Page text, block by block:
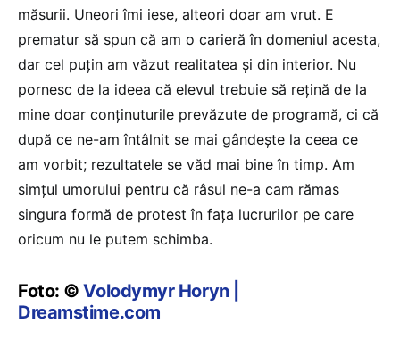
măsurii. Uneori îmi iese, alteori doar am vrut. E
prematur să spun că am o carieră în domeniul acesta,
dar cel puțin am văzut realitatea și din interior. Nu
pornesc de la ideea că elevul trebuie să rețină de la
mine doar conținuturile prevăzute de programă, ci că
după ce ne-am întâlnit se mai gândește la ceea ce
am vorbit; rezultatele se văd mai bine în timp. Am
simțul umorului pentru că râsul ne-a cam rămas
singura formă de protest în fața lucrurilor pe care
oricum nu le putem schimba.
Foto: ©Volodymyr Horyn |
Dreamstime.com